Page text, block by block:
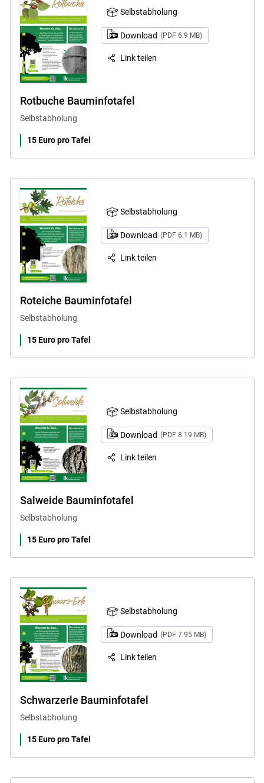
Selbstabholung
Download (PDF 6.9 MB)
Link teilen
Rotbuche Bauminfotafel
Selbstabholung
15 Euro pro Tafel
Selbstabholung
Download (PDF 6.1 MB)
Link teilen
Roteiche Bauminfotafel
Selbstabholung
15 Euro pro Tafel
Selbstabholung
Download (PDF 8.19 MB)
Link teilen
Salweide Bauminfotafel
Selbstabholung
15 Euro pro Tafel
Selbstabholung
Download (PDF 7.95 MB)
Link teilen
Schwarzerle Bauminfotafel
Selbstabholung
15 Euro pro Tafel